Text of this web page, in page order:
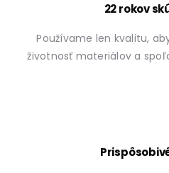
22 rokov
Používame len kvalitu,
životnosť materiálov a